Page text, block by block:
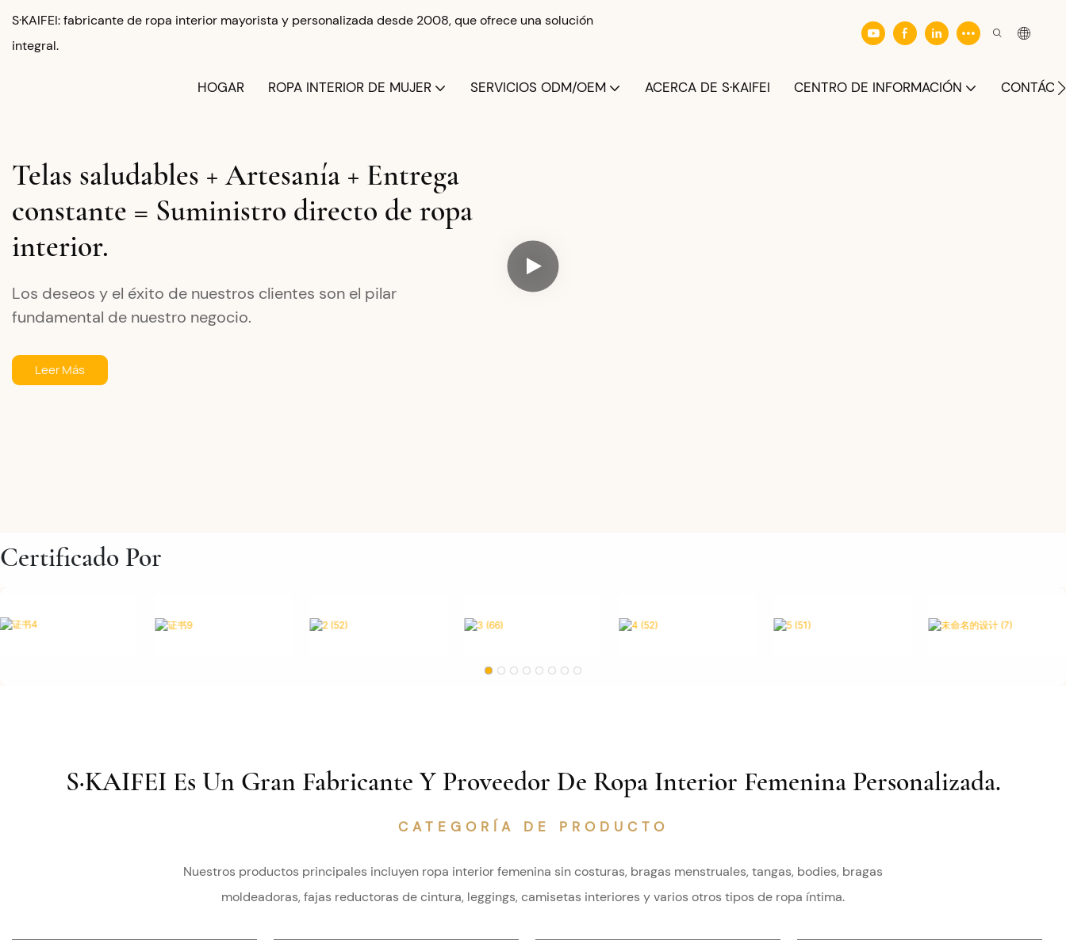
S·KAIFEI: fabricante de ropa interior mayorista y personalizada desde 2008, que ofrece una solución
integral.
HOGAR ROPA INTERIOR DE MUJER SERVICIOS ODM/OEM ACERCA DE S·KAIFEI CENTRO DE INFORMACIÓN
Telas saludables + Artesanía + Entrega
constante = Suministro directo de ropa
interior.
Los deseos y el éxito de nuestros clientes son el pilar
fundamental de nuestro negocio.
Leer Más
Certificado Por
S·KAIFEI Es Un Gran Fabricante Y Proveedor De Ropa Interior Femenina Personalizada.
CATEGORÍA DE PRODUCTO
Nuestros productos principales incluyen ropa interior femenina sin costuras, bragas menstruales, tangas, bodies, bragas
moldeadoras, fajas reductoras de cintura, leggings, camisetas interiores y varios otros tipos de ropa íntima.
Camisetas sin mangas